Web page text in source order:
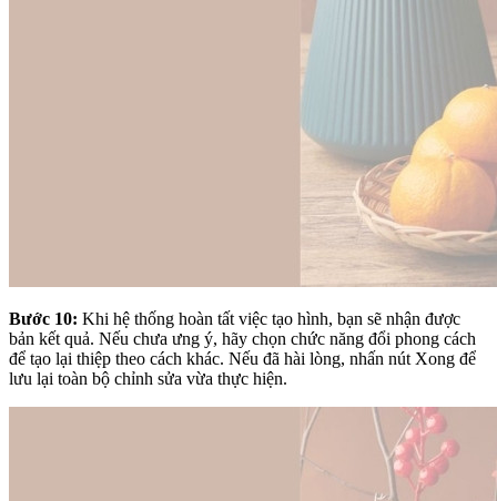
Bước 10: Khi hệ thống hoàn tất việc tạo hình, bạn sẽ nhận được
bản kết quả. Nếu chưa ưng ý, hãy chọn chức năng đổi phong cách
để tạo lại thiệp theo cách khác. Nếu đã hài lòng, nhấn nút Xong để
lưu lại toàn bộ chỉnh sửa vừa thực hiện.